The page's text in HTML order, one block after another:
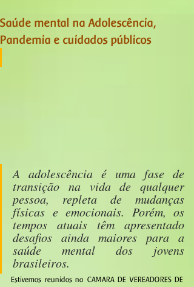
Saúde mental na Adolescência,
Pandemia e cuidados públicos
A adolescência é uma fase de
transição na vida de qualquer
pessoa, repleta de mudanças
físicas e emocionais. Porém, os
tempos atuais têm apresentado
desafios ainda maiores para a
saúde mental dos jovens
brasileiros.
Estivemos reunidos na CAMARA DE VEREADORES DE